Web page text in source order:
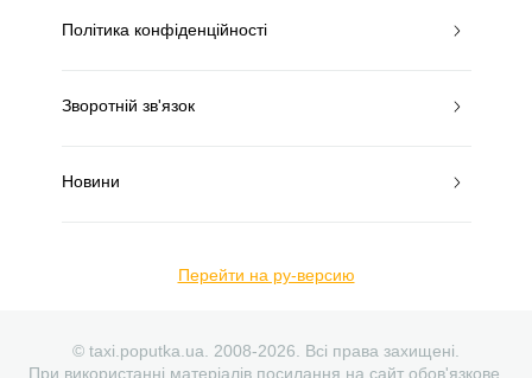
Політика конфіденційності
Зворотній зв'язок
Новини
Перейти на ру-версию
© taxi.poputka.ua. 2008-2026. Всі права захищені.
При використанні матеріалів посилання на сайт обов'язкове.